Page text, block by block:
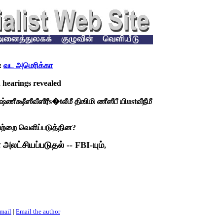
வட அமெரிக்கா
revealed
திஙிமி ணீஸீபீ யிustவீநீமீ
வெளிப்படுத்தின?
-- FBI-யும்,
| Email the author